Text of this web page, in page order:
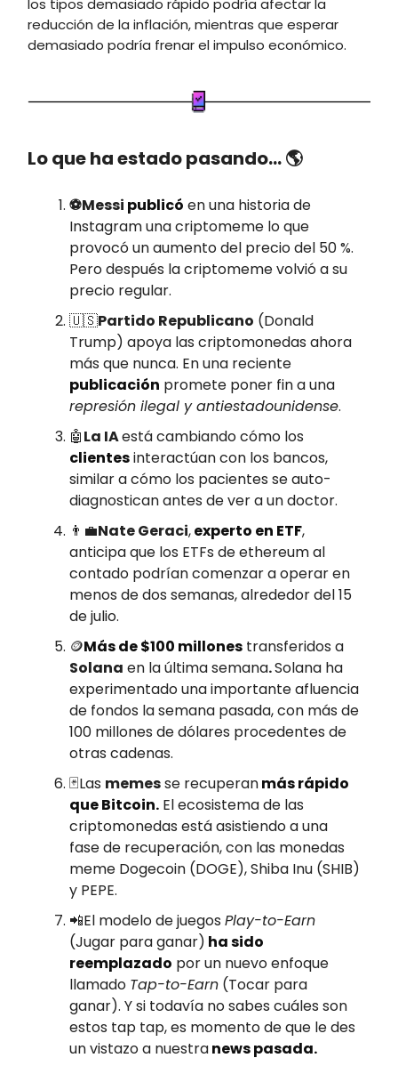
los tipos demasiado rápido podría afectar la
reducción de la inflación, mientras que esperar
demasiado podría frenar el impulso económico.
Lo que ha estado pasando… 🌎
⚽Messi publicó en una historia de
Instagram una criptomeme lo que
provocó un aumento del precio del 50 %.
Pero después la criptomeme volvió a su
precio regular.
🇺🇸Partido Republicano (Donald
Trump) apoya las criptomonedas ahora
más que nunca. En una reciente
publicación promete poner fin a una
represión ilegal y antiestadounidense.
🤖La IAestá cambiando cómo los
clientesinteractúan con los bancos,
similar a cómo los pacientes se auto-
diagnostican antes de ver a un doctor.
👨‍💼Nate Geraci,experto en ETF,
anticipa que los ETFs de ethereum al
contado podrían comenzar a operar en
menos de dos semanas, alrededor del 15
de julio.
🪙Más de $100 millones transferidos a
Solana en la última semana.Solana ha
experimentado una importante afluencia
de fondos la semana pasada, con más de
100 millones de dólares procedentes de
otras cadenas.
🃏Las memesse recuperanmás rápido
que Bitcoin. El ecosistema de las
criptomonedas está asistiendo a una
fase de recuperación, con las monedas
meme Dogecoin (DOGE), Shiba Inu (SHIB)
y PEPE.
📲El modelo de juegos Play-to-Earn
(Jugar para ganar) ha sido
reemplazado por un nuevo enfoque
llamado Tap-to-Earn (Tocar para
ganar). Y si todavía no sabes cuáles son
estos tap tap, es momento de que le des
un vistazo a nuestranews pasada.